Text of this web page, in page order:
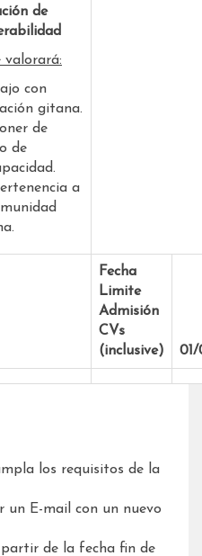
de
valorará:
con
gitana.
de
de
a
Fecha
Limite
Admisión
CVs
(inclusive)
01/
los requisitos de la
un E-mail con un nuevo
de la fecha fin de